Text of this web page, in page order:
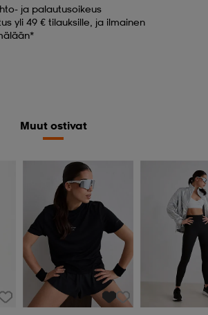
ja palautusoikeus
yli 49 € tilauksille, ja ilmainen
Muut ostivat